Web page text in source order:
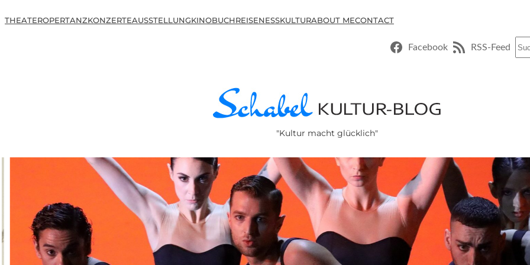
THEATEROPERTANZKONZERTEAUSSTELLUNGKINOBUCHREISENESSKULTURABOUT MECONTACT
Facebook RSS-Feed
"Kultur macht glücklich"